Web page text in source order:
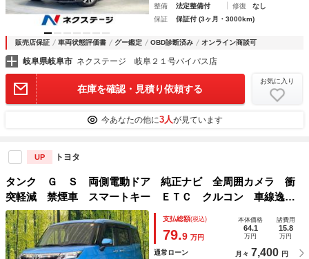
整備
法定整備付 修復
なし
保証
保証付 (3ヶ月・3000km)
販売店保証 車両状態評価書 グー鑑定 OBD診断済み オンライン商談可
岐阜県岐阜市 ネクステージ 岐阜２１号バイパス店
在庫を確認・見積り依頼する
お気に入り
今あなたの他に3人が見ています
UP トヨタ
タンク Ｇ Ｓ 両側電動ドア 純正ナビ 全周囲カメラ 衝
突軽減 禁煙車 スマートキー ＥＴＣ クルコン 車線逸脱
警報 オートライト オートエアコン Ｂｌｕｅｔｏｏｔｈ再
生 ステアリングスイッチ
支払総額(税込)
79.9 万円
本体価格
64.1
万円
諸費用
15.8
万円
通常ローン 月々 7,400 円